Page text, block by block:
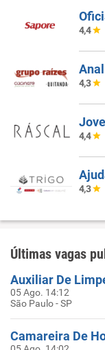
4,4
4,3
4,4
4,3
Últimas vagas
Auxiliar De
05 Ago. 14:12
São Paulo - SP
Camareira De